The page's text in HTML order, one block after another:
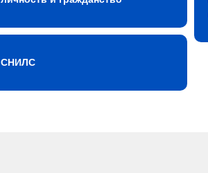
СНИЛС